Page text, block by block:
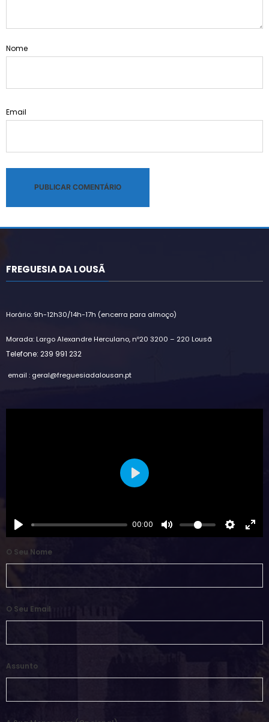
Nome
Email
FREGUESIA DA LOUSÃ
Horário: 9h-12h30/14h-17h (encerra para almoço)
Morada: Largo Alexandre Herculano, nº20 3200 – 220 Lousã
Telefone: 239 991 232
email : geral@freguesiadalousan.pt
00:00
Play
O Seu Nome
O Seu Email
Assunto